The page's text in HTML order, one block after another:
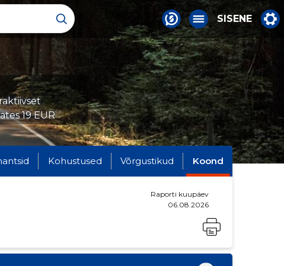
SISENE
19 EUR
Kohustused Võrgustikud Koond
Raporti kuupäev
06.08.2026